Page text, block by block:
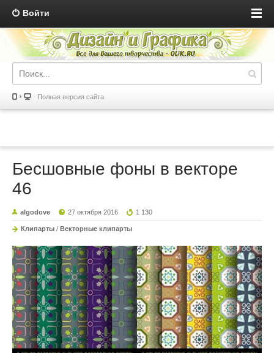
Войти
Полная версия сайта
Бесшовные фоны в векторе
46
algodove 27 октября 2016 1 130
Клипарты / Векторные клипарты